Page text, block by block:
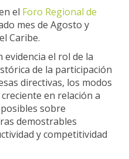
el Foro Regional de
mes de Agosto y
Caribe.
el rol de la
de la participación
directivas, los modos
en relación a
sobre
demostrables
y competitividad